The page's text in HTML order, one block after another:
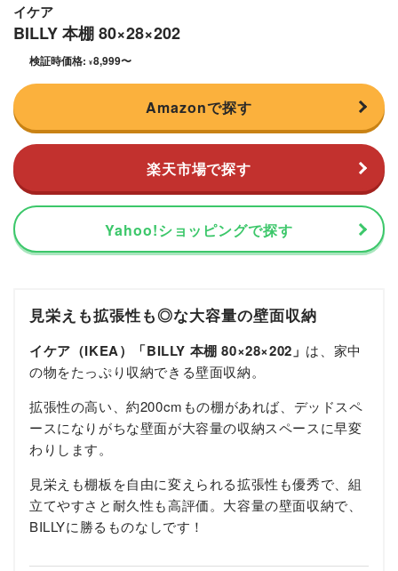
イケア
BILLY 本棚 80×28×202
検証時価格: ¥8,999〜
Amazonで探す
楽天市場で探す
Yahoo!ショッピングで探す
見栄えも拡張性も◎な大容量の壁面収納
イケア（IKEA）「BILLY 本棚 80×28×202」 は、家中
の物をたっぷり収納できる壁面収納。
拡張性の高い、約200cmもの棚があれば、デッドスペ
ースになりがちな壁面が大容量の収納スペースに早変
わりします。
見栄えも棚板を自由に変えられる拡張性も優秀で、組
立てやすさと耐久性も高評価。 大容量の壁面収納で、
BILLYに勝るものなしです！